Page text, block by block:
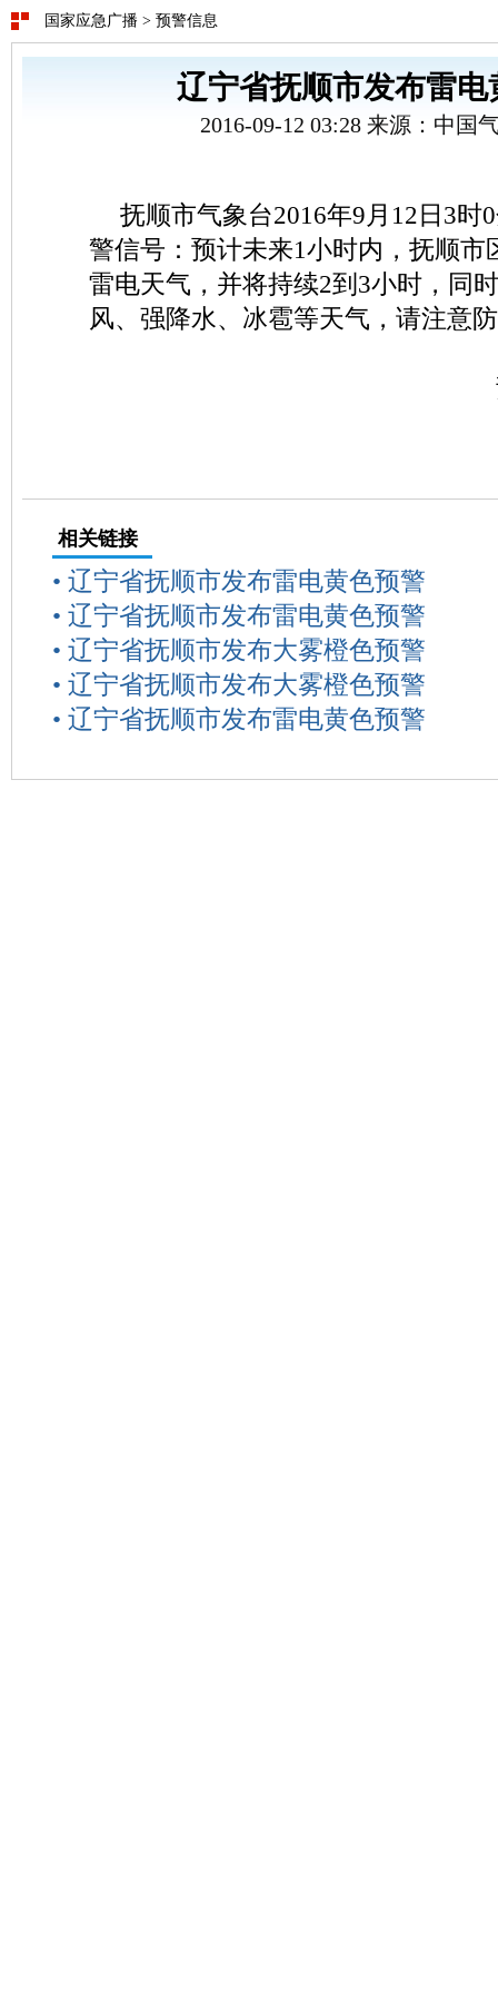
国家应急广播 > 预警信息
辽宁省抚顺市发布雷电
2016-09-12 03:28 来源：中国
抚顺市气象台2016年9月12日3时
警信号：预计未来1小时内，抚顺市
雷电天气，并将持续2到3小时，同
风、强降水、冰雹等天气，请注意
相关链接
• 辽宁省抚顺市发布雷电黄色预警
• 辽宁省抚顺市发布雷电黄色预警
• 辽宁省抚顺市发布大雾橙色预警
• 辽宁省抚顺市发布大雾橙色预警
• 辽宁省抚顺市发布雷电黄色预警